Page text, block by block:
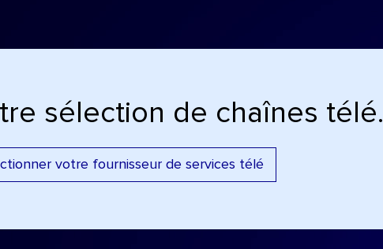
sélection de chaînes télé.
votre fournisseur de services télé